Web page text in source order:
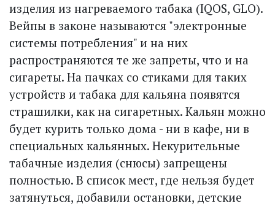
изделия из нагреваемого табака (IQOS, GLO).
Вейпы в законе называются "электронные
системы потребления" и на них
распространяются те же запреты, что и на
сигареты. На пачках со стиками для таких
устройств и табака для кальяна появятся
страшилки, как на сигаретных. Кальян можно
будет курить только дома - ни в кафе, ни в
специальных кальянных. Некурительные
табачные изделия (снюсы) запрещены
полностью. В список мест, где нельзя будет
затянуться, добавили остановки, детские